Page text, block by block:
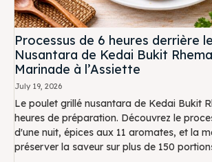
Processus de 6 heures derrière
Nusantara de Kedai Bukit
Marinade à l’Assiette
July 19, 2026
Le poulet grillé nusantara de Kedai Bukit
heures de préparation. Découvrez le
d'une nuit, épices aux 11 aromates, et la
préserver la saveur sur plus de 150